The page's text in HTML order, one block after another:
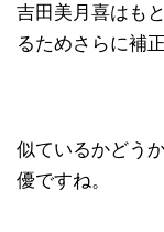
吉田美月喜はも
るためさらに補
似ているかどう
優ですね。